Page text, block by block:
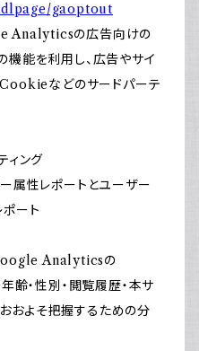
gaoptout
Analyticsの広告向けの
機能を利用し、広告やサイ
などのサードパーテ
ング
性レポートとユーザー
ート
Analyticsの
齢・性別・閲覧履歴・本サ
およそ把握するための分